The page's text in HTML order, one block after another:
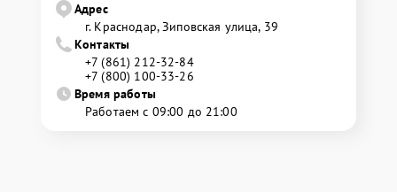
Адрес
г. Краснодар, Зиповская улица, 39
Контакты
+7 (861) 212-32-84
+7 (800) 100-33-26
Время работы
Работаем с 09:00 до 21:00